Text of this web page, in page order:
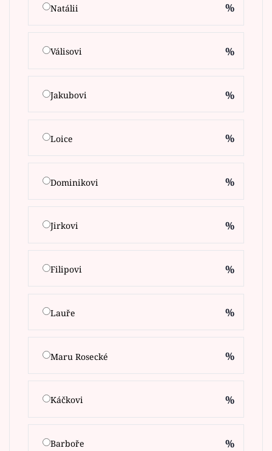
Natálii %
Válisovi %
Jakubovi %
Loice %
Dominikovi %
Jirkovi %
Filipovi %
Lauře %
Maru Rosecké %
Káčkovi %
Barboře %